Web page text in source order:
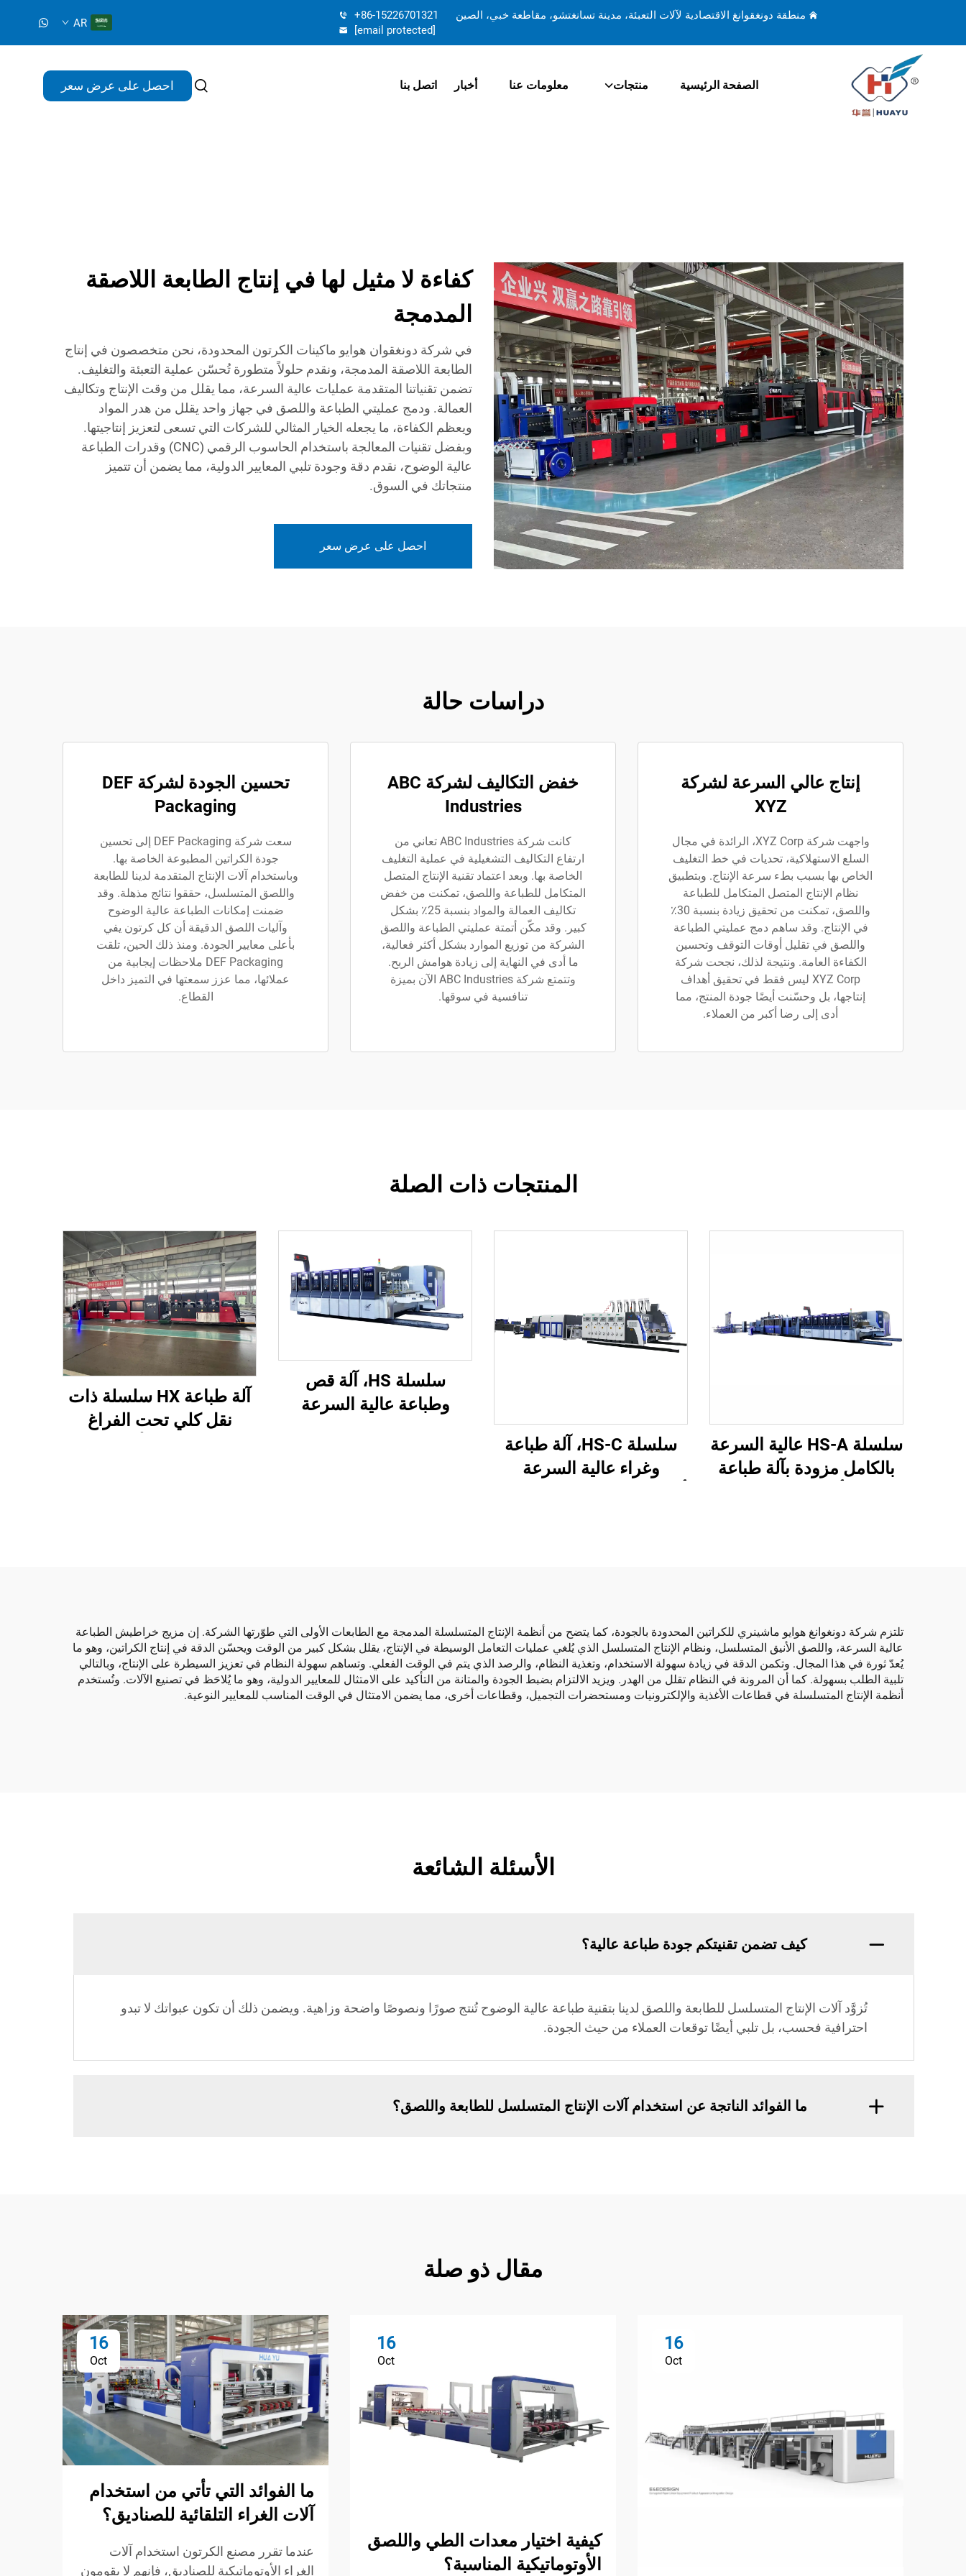
منطقة دونغقوانغ الاقتصادية لآلات التعبئة، مدينة تسانغتشو، مقاطعة خبي، الصين
+86-15226701321
[email protected]
AR
الصفحة الرئيسية منتجات معلومات عنا أخبار اتصل بنا احصل على عرض سعر
كفاءة لا مثيل لها في إنتاج الطابعة اللاصقة
المدمجة
في شركة دونغقوان هوايو ماكينات الكرتون المحدودة، نحن متخصصون في إنتاج
الطابعة اللاصقة المدمجة، ونقدم حلولاً متطورة تُحسّن عملية التعبئة والتغليف.
تضمن تقنياتنا المتقدمة عمليات عالية السرعة، مما يقلل من وقت الإنتاج وتكاليف
العمالة. ودمج عمليتي الطباعة واللصق في جهاز واحد يقلل من هدر المواد
ويعظم الكفاءة، ما يجعله الخيار المثالي للشركات التي تسعى لتعزيز إنتاجيتها.
وبفضل تقنيات المعالجة باستخدام الحاسوب الرقمي (CNC) وقدرات الطباعة
عالية الوضوح، نقدم دقة وجودة تلبي المعايير الدولية، مما يضمن أن تتميز
منتجاتك في السوق.
احصل على عرض سعر
دراسات حالة
إنتاج عالي السرعة لشركة
XYZ
واجهت شركة XYZ Corp، الرائدة في مجال
السلع الاستهلاكية، تحديات في خط التغليف
الخاص بها بسبب بطء سرعة الإنتاج. وبتطبيق
نظام الإنتاج المتصل المتكامل للطباعة
واللصق، تمكنت من تحقيق زيادة بنسبة 30٪
في الإنتاج. وقد ساهم دمج عمليتي الطباعة
واللصق في تقليل أوقات التوقف وتحسين
الكفاءة العامة. ونتيجة لذلك، نجحت شركة
XYZ Corp ليس فقط في تحقيق أهداف
إنتاجها، بل وحسّنت أيضًا جودة المنتج، مما
أدى إلى رضا أكبر من العملاء.
خفض التكاليف لشركة ABC
Industries
كانت شركة ABC Industries تعاني من
ارتفاع التكاليف التشغيلية في عملية التغليف
الخاصة بها. وبعد اعتماد تقنية الإنتاج المتصل
المتكامل للطباعة واللصق، تمكنت من خفض
تكاليف العمالة والمواد بنسبة 25٪ بشكل
كبير. وقد مكّن أتمتة عمليتي الطباعة واللصق
الشركة من توزيع الموارد بشكل أكثر فعالية،
ما أدى في النهاية إلى زيادة هوامش الربح.
وتتمتع شركة ABC Industries الآن بميزة
تنافسية في سوقها.
تحسين الجودة لشركة DEF
Packaging
سعت شركة DEF Packaging إلى تحسين
جودة الكراتين المطبوعة الخاصة بها.
وباستخدام آلات الإنتاج المتقدمة لدينا للطابعة
واللصق المتسلسل، حققوا نتائج مذهلة. وقد
ضمنت إمكانات الطباعة عالية الوضوح
وآليات اللصق الدقيقة أن كل كرتون يفي
بأعلى معايير الجودة. ومنذ ذلك الحين، تلقت
DEF Packaging ملاحظات إيجابية من
عملائها، مما عزز سمعتها في التميز داخل
القطاع.
المنتجات ذات الصلة
سلسلة HS-A عالية السرعة
بالكامل مزودة بآلة طباعة
سلسلة HS-C، آلة طباعة
وغراء عالية السرعة
سلسلة HS، آلة قص
وطباعة عالية السرعة
آلة طباعة HX سلسلة ذات
نقل كلي تحت الفراغ
تلتزم شركة دونغوانغ هوايو ماشينري للكراتين المحدودة بالجودة، كما يتضح من أنظمة الإنتاج المتسلسلة المدمجة مع الطابعات الأولى التي طوّرتها الشركة. إن مزيج خراطيش الطباعة
عالية السرعة، واللصق الأنيق المتسلسل، ونظام الإنتاج المتسلسل الذي يُلغي عمليات التعامل الوسيطة في الإنتاج، يقلل بشكل كبير من الوقت ويحسّن الدقة في إنتاج الكراتين، وهو ما
يُعدّ ثورة في هذا المجال. وتكمن الدقة في زيادة سهولة الاستخدام، وتغذية النظام، والرصد الذي يتم في الوقت الفعلي. وتساهم سهولة النظام في تعزيز السيطرة على الإنتاج، وبالتالي
تلبية الطلب بسهولة. كما أن المرونة في النظام تقلل من الهدر. ويزيد الالتزام بضبط الجودة والمتانة من التأكيد على الامتثال للمعايير الدولية، وهو ما يُلاحَظ في تصنيع الآلات. وتُستخدم
أنظمة الإنتاج المتسلسلة في قطاعات الأغذية والإلكترونيات ومستحضرات التجميل، وقطاعات أخرى، مما يضمن الامتثال في الوقت المناسب للمعايير النوعية.
الأسئلة الشائعة
كيف تضمن تقنيتكم جودة طباعة عالية؟
تُزوَّد آلات الإنتاج المتسلسل للطابعة واللصق لدينا بتقنية طباعة عالية الوضوح تُنتج صورًا ونصوصًا واضحة وزاهية. ويضمن ذلك أن تكون عبواتك لا تبدو
احترافية فحسب، بل تلبي أيضًا توقعات العملاء من حيث الجودة.
ما الفوائد الناتجة عن استخدام آلات الإنتاج المتسلسل للطابعة واللصق؟
مقال ذو صلة
16
Oct
16
Oct
كيفية اختيار معدات الطي واللصق
الأوتوماتيكية المناسبة؟
16
Oct
ما الفوائد التي تأتي من استخدام
آلات الغراء التلقائية للصناديق؟
عندما تقرر مصنع الكرتون استخدام آلات
الغراء الأوتوماتيكية للصناديق، فإنهم لا يقومون